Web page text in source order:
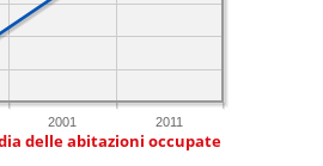
2001 2011
delle abitazioni occupate